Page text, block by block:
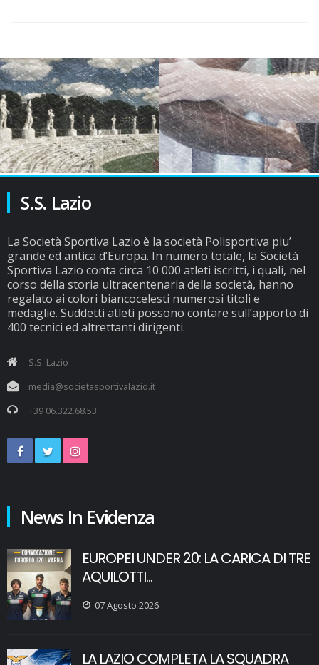
S.S. Lazio
La Società Sportiva Lazio è la società Polisportiva piu’
grande ed antica d’Europa. In numero totale, la Società
Sportiva Lazio conta circa 10 000 atleti iscritti, i quali, nel
corso della storia ultracentenaria della società, hanno
regalato ai colori biancocelesti numerosi titoli e
medaglie. Suddetti atleti possono contare sull’apporto di
400 tecnici ed altrettanti dirigenti.
S.S. Lazio
media@societasportivalazio.it
+39 06.322.68.53
News In Evidenza
EUROPEI UNDER 20: LA CARICA DI TRE
AQUILOTTI...
07 Agosto 2026
LA LAZIO COMPLETA LA SQUADRA